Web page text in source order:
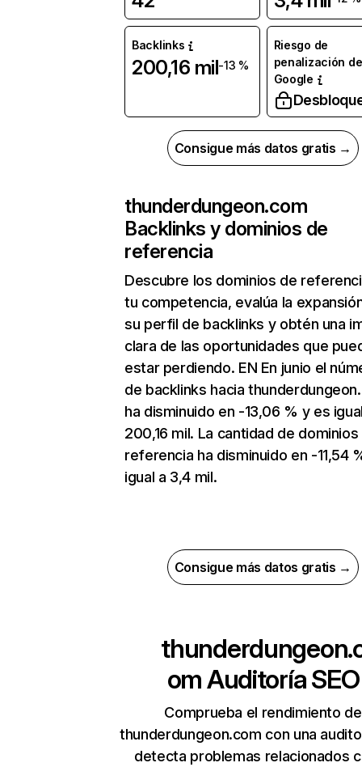
Backlinks
200,16 mil-13 %
Riesgo de
penalización de
Google
Consigue más datos gratis →
thunderdungeon.com
Backlinks y dominios de
referencia
Descubre los dominios de
tu competencia, evalúa la
su perfil de backlinks y obtén una
clara de las oportunidades que
estar perdiendo. EN En junio el
de backlinks hacia
ha disminuido en -13,06 % y es
200,16 mil. La cantidad de
referencia ha disminuido en -11,54
igual a 3,4 mil.
Consigue más datos gratis →
omAuditoría SEO
Comprueba el rendimiento de
thunderdungeon.com con una
detecta problemas relacionados